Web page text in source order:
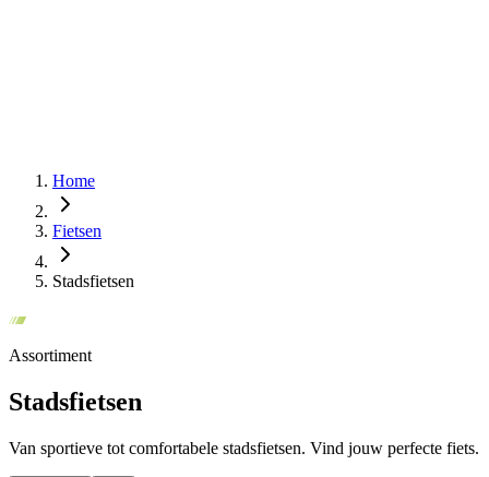
Home
Fietsen
Stadsfietsen
Assortiment
Stadsfietsen
Van sportieve tot comfortabele stadsfietsen. Vind jouw perfecte fiets.